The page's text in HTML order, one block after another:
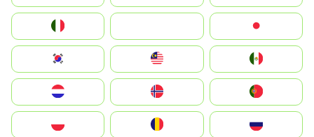
South Korea